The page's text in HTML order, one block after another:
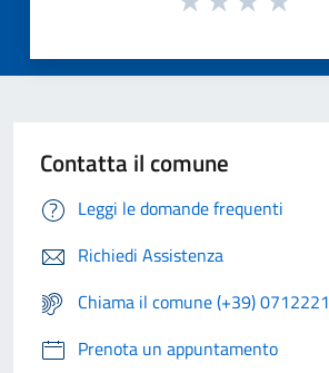
Contatta il comune
Leggi le domande frequenti
Richiedi Assistenza
Chiama il comune (+39) 0712221
Prenota un appuntamento